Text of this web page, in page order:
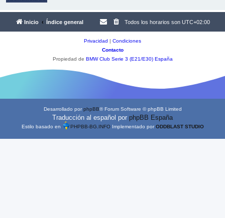
Inicio Índice general Todos los horarios son UTC+02:00
Privacidad | Condiciones
Contacto
Propiedad de BMW Club Serie 3 (E21/E30) España
Desarrollado porphpBB® Forum Software © phpBB Limited
Traducción al español por phpBB España
Estilo basado en PHPBB-BG.INFOImplementado porODDBLAST STUDIO